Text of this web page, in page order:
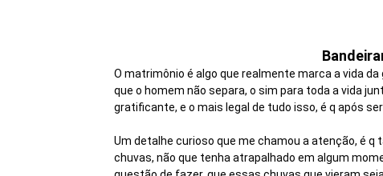
O matrimônio é algo que realmente marca a vida
que o homem não separa, o sim para toda a vida
gratificante, e o mais legal de tudo isso, é q após
Um detalhe curioso que me chamou a atenção, é q
chuvas, não que tenha atrapalhado em algum